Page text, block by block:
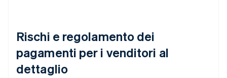
Rischi e regolamento dei
pagamenti per i venditori al
dettaglio